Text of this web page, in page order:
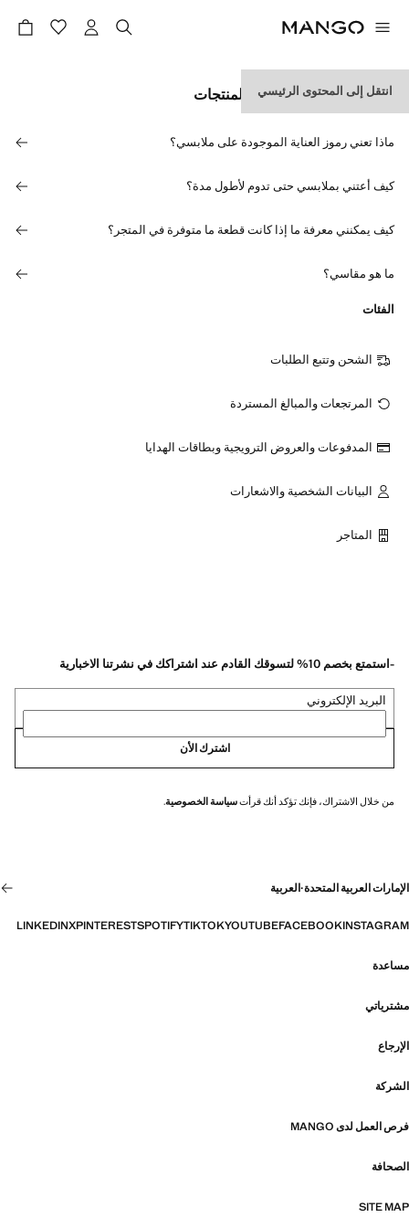
انتقل إلى المحتوى الرئيسي
معلومات عن المقاسات والمنتجات
ماذا تعني رموز العناية الموجودة على ملابسي؟
كيف أعتني بملابسي حتى تدوم لأطول مدة؟
كيف يمكنني معرفة ما إذا كانت قطعة ما متوفرة في المتجر؟
ما هو مقاسي؟
الفئات
الشحن وتتبع الطلبات
المرتجعات والمبالغ المستردة
المدفوعات والعروض الترويجية وبطاقات الهدايا
البيانات الشخصية والاشعارات
المتاجر
-استمتع بخصم 10% لتسوقك القادم عند اشتراكك في نشرتنا الاخبارية
البريد الإلكتروني
اشترك الأن
من خلال الاشتراك، فإنك تؤكد أنك قرأتسياسة الخصوصية.
الإمارات العربية المتحدة·العربية
INSTAGRAM
FACEBOOK
YOUTUBE
TIKTOK
SPOTIFY
PINTEREST
X
LINKEDIN
مساعدة
مشترياتي
الإرجاع
الشركة
فرص العمل لدى MANGO
الصحافة
SITE MAP